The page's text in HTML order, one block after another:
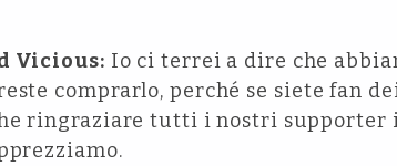
Vicious: Io ci terrei a dire che
comprarlo, perché se siete fan
ringraziare tutti i nostri supporter